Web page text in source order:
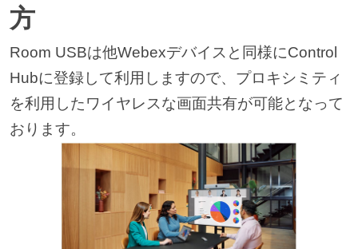
方
Room USBは他Webexデバイスと同様にControl
Hubに登録して利用しますので、プロキシミティ
を利用したワイヤレスな画面共有が可能となって
おります。